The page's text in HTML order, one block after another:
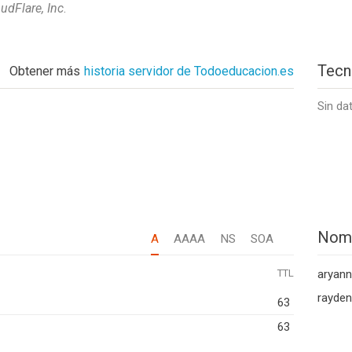
Inc.
Obtener más historia servidor de Todoeducacion.es
Sin
A AAAA NS SOA
TTL
63
63